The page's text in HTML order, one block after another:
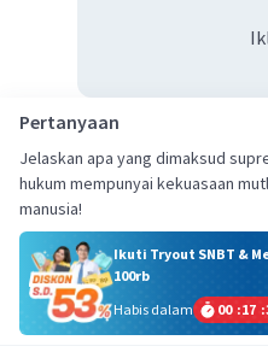
Pertanyaan
Jelaskan apa yang dimaksud
hukum mempunyai kekuasaan
manusia!
Ikuti Tryout SNBT &
100rb
Habis dalam
00 :17 :